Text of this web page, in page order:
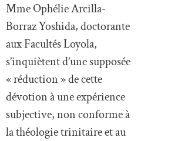
Mme Ophélie Arcilla-
Borraz Yoshida, doctorante
aux Facultés Loyola,
s’inquiètent d’une supposée
« réduction » de cette
dévotion à une expérience
subjective, non conforme à
la théologie trinitaire et au